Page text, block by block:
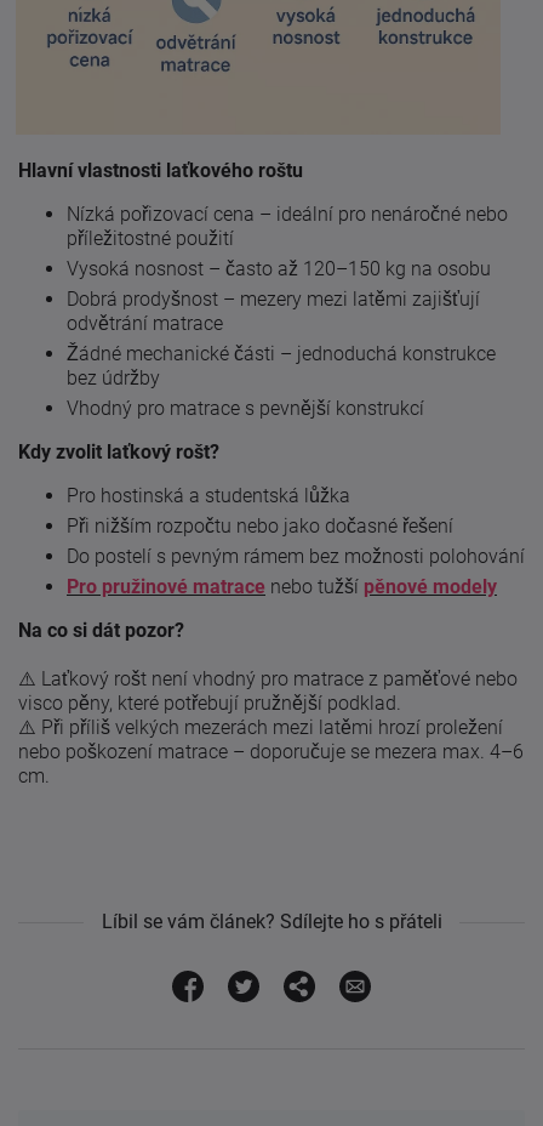
Hlavní vlastnosti laťkového roštu
Nízká pořizovací cena – ideální pro nenáročné nebo
příležitostné použití
Vysoká nosnost – často až 120–150 kg na osobu
Dobrá prodyšnost – mezery mezi latěmi zajišťují
odvětrání matrace
Žádné mechanické části – jednoduchá konstrukce
bez údržby
Vhodný pro matrace s pevnější konstrukcí
Kdy zvolit laťkový rošt?
Pro hostinská a studentská lůžka
Při nižším rozpočtu nebo jako dočasné řešení
Do postelí s pevným rámem bez možnosti polohování
Pro pružinové matrace nebo tužší pěnové modely
Na co si dát pozor?
⚠️ Laťkový rošt není vhodný pro matrace z paměťové nebo
visco pěny, které potřebují pružnější podklad.
⚠️ Při příliš velkých mezerách mezi latěmi hrozí proležení
nebo poškození matrace – doporučuje se mezera max. 4–6
cm.
Líbil se vám článek? Sdílejte ho s přáteli